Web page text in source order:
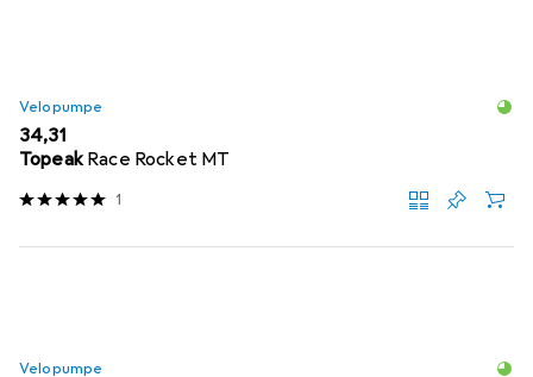
Velopumpe
EUR
34,31
Topeak Race Rocket MT
1
Velopumpe